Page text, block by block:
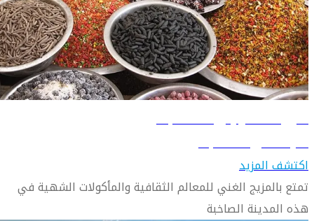
دليل السفر إلى أحمد أباد
تعرّف على أحمد أباد
اكتشف المزيد
تمتع بالمزيج الغني للمعالم الثقافية والمأكولات الشهية في
هذه المدينة الصاخبة